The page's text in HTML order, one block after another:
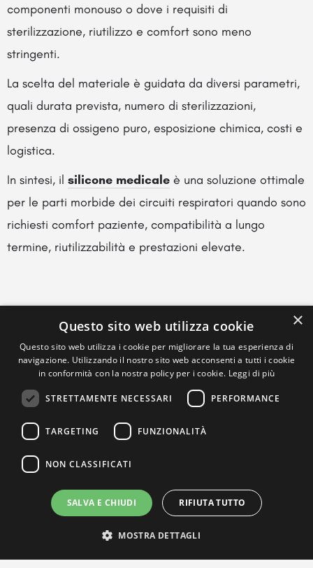
componenti monouso o dove i requisiti di
sterilizzazione, riutilizzo e comfort sono meno
stringenti.
La scelta del materiale è guidata da diversi parametri,
quali durata prevista, numero di sterilizzazioni,
presenza di ossigeno puro, esposizione chimica, costi e
logistica.
In sintesi, il silicone medicale è una soluzione ottimale
per le parti morbide dei circuiti respiratori quando sono
richiesti comfort paziente, compatibilità a lungo
termine, riutilizzabilità e prestazioni elevate.
×
Questo sito web utilizza cookie
Questo sito web utilizza i cookie per migliorare la tua esperienza di
navigazione. Utilizzando il nostro sito web acconsenti a tutti i cookie
in conformità con la nostra policy per i cookie. Leggi di più
STRETTAMENTE NECESSARI PERFORMANCE
TARGETING FUNZIONALITÀ
NON CLASSIFICATI
SALVA E CHIUDI RIFIUTA TUTTO
MOSTRA DETTAGLI